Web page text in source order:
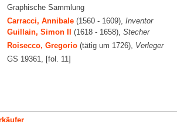
Graphische Sammlung
Carracci, Annibale(1560 - 1609), Inventor
Guillain, Simon II
(1618 - 1658), Stecher
Roisecco, Gregorio(tätig um 1726), Verleger
GS 19361, [fol. 11]